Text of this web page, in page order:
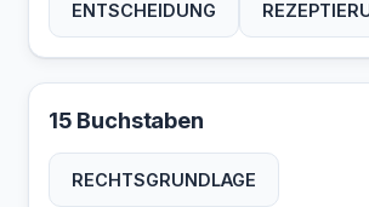
ENTSCHEIDUNG
15 Buchstaben
RECHTSGRUNDLAGE